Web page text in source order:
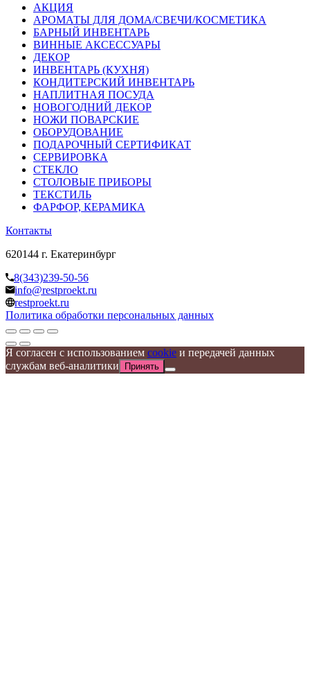
АКЦИЯ
АРОМАТЫ ДЛЯ ДОМА/СВЕЧИ/КОСМЕТИКА
БАРНЫЙ ИНВЕНТАРЬ
ВИННЫЕ АКСЕССУАРЫ
ДЕКОР
ИНВЕНТАРЬ (КУХНЯ)
КОНДИТЕРСКИЙ ИНВЕНТАРЬ
НАПЛИТНАЯ ПОСУДА
НОВОГОДНИЙ ДЕКОР
НОЖИ ПОВАРСКИЕ
ОБОРУДОВАНИЕ
ПОДАРОЧНЫЙ СЕРТИФИКАТ
СЕРВИРОВКА
СТЕКЛО
СТОЛОВЫЕ ПРИБОРЫ
ТЕКСТИЛЬ
ФАРФОР, КЕРАМИКА
Контакты
620144 г. Екатеринбург
8(343)239-50-56
info@restproekt.ru
restproekt.ru
Политика обработки персональных данных
Я согласен с использованием cookie и передачей данных
службам веб-аналитики
Принять